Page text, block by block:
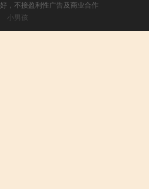
，不接盈利性广告及商业合作
小男孩